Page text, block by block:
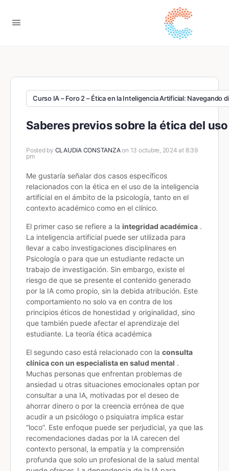
Curso IA – Foro 2 – Ética en la Inteligencia Artificial: Navegando
Saberes previos sobre la ética del
Posted by CLAUDIA CONSTANZAon 13 octubre, 2024 at 8:39
pm
Me gustaría señalar dos casos específicos
relacionados con la ética en el uso de la inteligencia
artificial en el ámbito de la psicología, tanto en el
contexto académico como en el clínico.
El primer caso se refiere a la integridad académica .
La inteligencia artificial puede ser utilizada para
llevar a cabo investigaciones disciplinares en
Psicología o para que un estudiante redacte un
trabajo de investigación. Sin embargo, existe el
riesgo de que se presente el contenido generado
por la IA como propio, sin la debida atribución. Este
comportamiento no solo va en contra de los
principios éticos de honestidad y originalidad, sino
que también puede afectar el aprendizaje del
estudiante. La teoría ética académica
El segundo caso está relacionado con la consulta
clínica con un especialista en salud mental .
Muchas personas que enfrentan problemas de
ansiedad u otras situaciones emocionales optan por
consultar a una IA, motivadas por el deseo de
ahorrar dinero o por la creencia errónea de que
acudir a un psicólogo o psiquiatra implica estar
“loco”. Este enfoque puede ser perjudicial, ya que las
recomendaciones dadas por la IA carecen del
contexto personal, la empatía y la comprensión
profunda que solo un profesional de la salud mental